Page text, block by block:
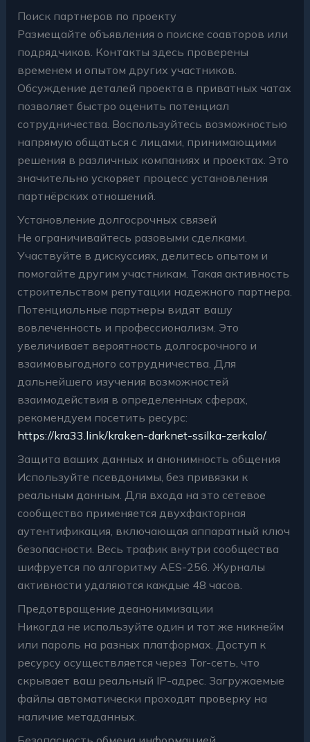
Поиск партнеров по проекту
Размещайте объявления о поиске соавторов или
подрядчиков. Контакты здесь проверены
временем и опытом других участников.
Обсуждение деталей проекта в приватных чатах
позволяет быстро оценить потенциал
сотрудничества. Воспользуйтесь возможностью
напрямую общаться с лицами, принимающими
решения в различных компаниях и проектах. Это
значительно ускоряет процесс установления
партнёрских отношений.
Установление долгосрочных связей
Не ограничивайтесь разовыми сделками.
Участвуйте в дискуссиях, делитесь опытом и
помогайте другим участникам. Такая активность
строительством репутации надежного партнера.
Потенциальные партнеры видят вашу
вовлеченность и профессионализм. Это
увеличивает вероятность долгосрочного и
взаимовыгодного сотрудничества. Для
дальнейшего изучения возможностей
взаимодействия в определенных сферах,
рекомендуем посетить ресурс:
https://kra33.link/kraken-darknet-ssilka-zerkalo/.
Защита ваших данных и анонимность общения
Используйте псевдонимы, без привязки к
реальным данным. Для входа на это сетевое
сообщество применяется двухфакторная
аутентификация, включающая аппаратный ключ
безопасности. Весь трафик внутри сообщества
шифруется по алгоритму AES-256. Журналы
активности удаляются каждые 48 часов.
Предотвращение деанонимизации
Никогда не используйте один и тот же никнейм
или пароль на разных платформах. Доступ к
ресурсу осуществляется через Tor-сеть, что
скрывает ваш реальный IP-адрес. Загружаемые
файлы автоматически проходят проверку на
наличие метаданных.